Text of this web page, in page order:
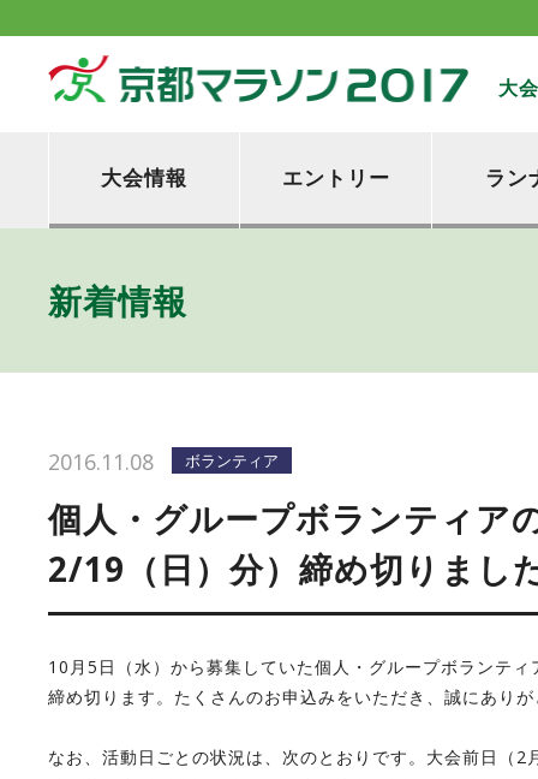
大
大会情報 エントリー ラン
新着情報
2016.11.08 ボランティア
個人・グループボランティア
2/19（日）分）締め切りまし
10月5日（水）から募集していた個人・グループボランテ
締め切ります。たくさんのお申込みをいただき、誠にあり
なお、活動日ごとの状況は、次のとおりです。大会前日（